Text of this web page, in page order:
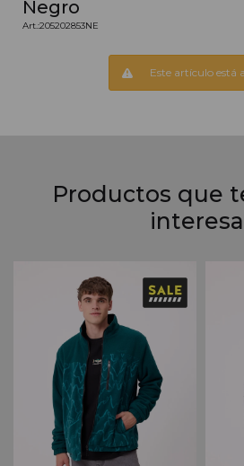
Negro
205202853NE
Este artículo está
Productos que